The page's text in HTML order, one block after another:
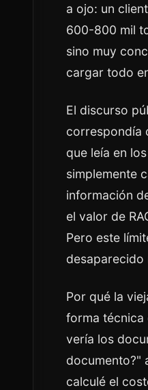
a ojo: un
600-800 mil
sino muy
cargar todo
El discurso
correspondía
que leía en
simplemente
información
el valor de
Pero este
desaparecido
Por qué la
forma técnica
vería los
documento?"
calculé el